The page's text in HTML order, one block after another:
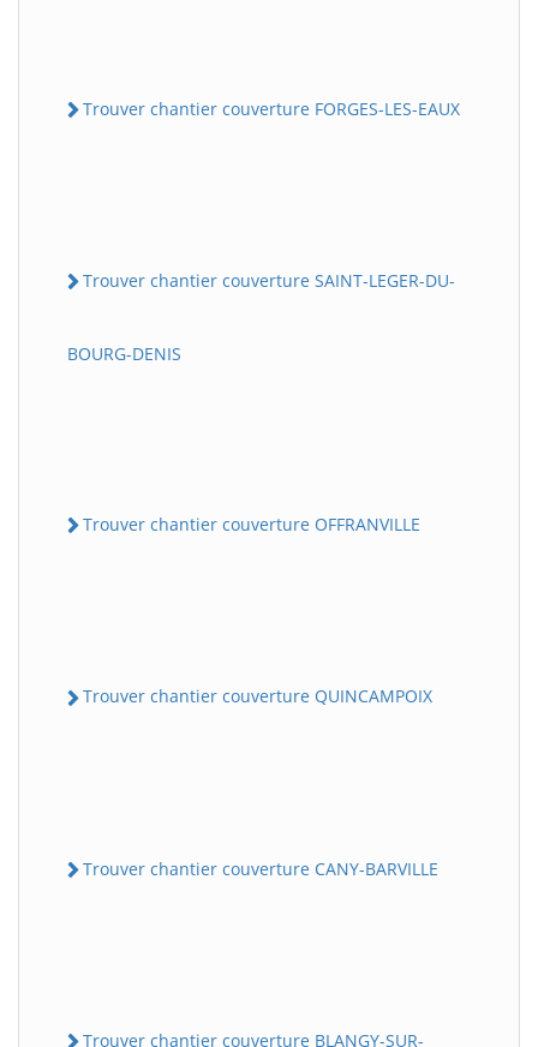
Trouver chantier couverture FORGES-LES-EAUX
Trouver chantier couverture SAINT-LEGER-DU-
BOURG-DENIS
Trouver chantier couverture OFFRANVILLE
Trouver chantier couverture QUINCAMPOIX
Trouver chantier couverture CANY-BARVILLE
Trouver chantier couverture BLANGY-SUR-